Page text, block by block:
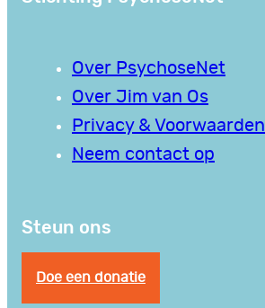
Over PsychoseNet
Over Jim van Os
Privacy & Voorwaarden
Neem contact op
Steun ons
Doe een donatie